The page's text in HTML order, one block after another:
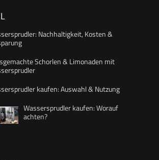
Nachhaltigkeit, Kosten &
Schorlen & Limonaden mit
kaufen: Auswahl & Nutzung
Wassersprudler kaufen: Worauf
achten?